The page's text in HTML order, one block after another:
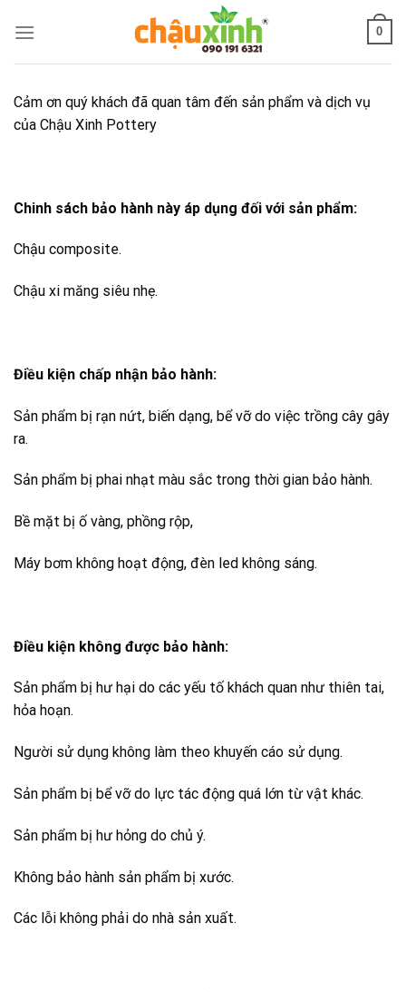
0
Cảm ơn quý khách đã quan tâm đến sản phẩm và dịch vụ
của Chậu Xinh Pottery
Chinh sách bảo hành này áp dụng đối với sản phẩm:
Chậu composite.
Chậu xi măng siêu nhẹ.
Điều kiện chấp nhận bảo hành:
Sản phẩm bị rạn nứt, biến dạng, bể vỡ do việc trồng cây gây
ra.
Sản phẩm bị phai nhạt màu sắc trong thời gian bảo hành.
Bề mặt bị ố vàng, phồng rộp,
Máy bơm không hoạt động, đèn led không sáng.
Điều kiện không được bảo hành:
Sản phẩm bị hư hại do các yếu tố khách quan như thiên tai,
hỏa hoạn.
Người sử dụng không làm theo khuyến cáo sử dụng.
Sản phẩm bị bể vỡ do lực tác động quá lớn từ vật khác.
Sản phẩm bị hư hỏng do chủ ý.
Không bảo hành sản phẩm bị xước.
Các lỗi không phải do nhà sản xuất.